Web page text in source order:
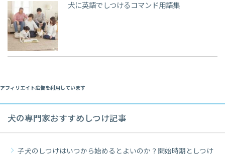
犬に英語でしつけるコマンド用語集
アフィリエイト広告を利用しています
犬の専門家おすすめしつけ記事
子犬のしつけはいつから始めるとよいのか？開始時期としつけ